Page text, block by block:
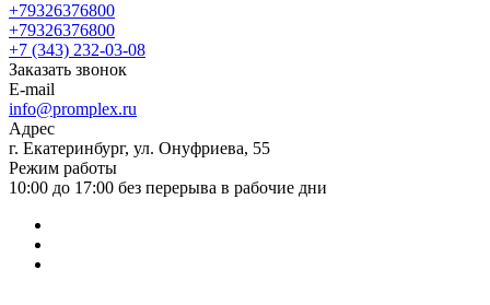
+79326376800
+79326376800
+7 (343) 232-03-08
Заказать звонок
E-mail
info@promplex.ru
Адрес
г. Екатеринбург, ул. Онуфриева, 55
Режим работы
10:00 до 17:00 без перерыва в рабочие дни